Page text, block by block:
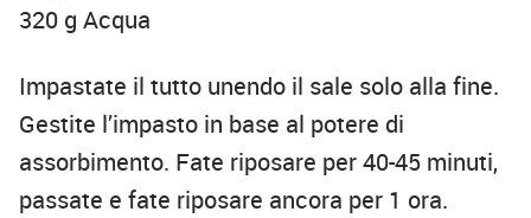
320 g Acqua
Impastate il tutto unendo il sale solo alla fine.
Gestite l’impasto in base al potere di
assorbimento. Fate riposare per 40-45 minuti,
passate e fate riposare ancora per 1 ora.